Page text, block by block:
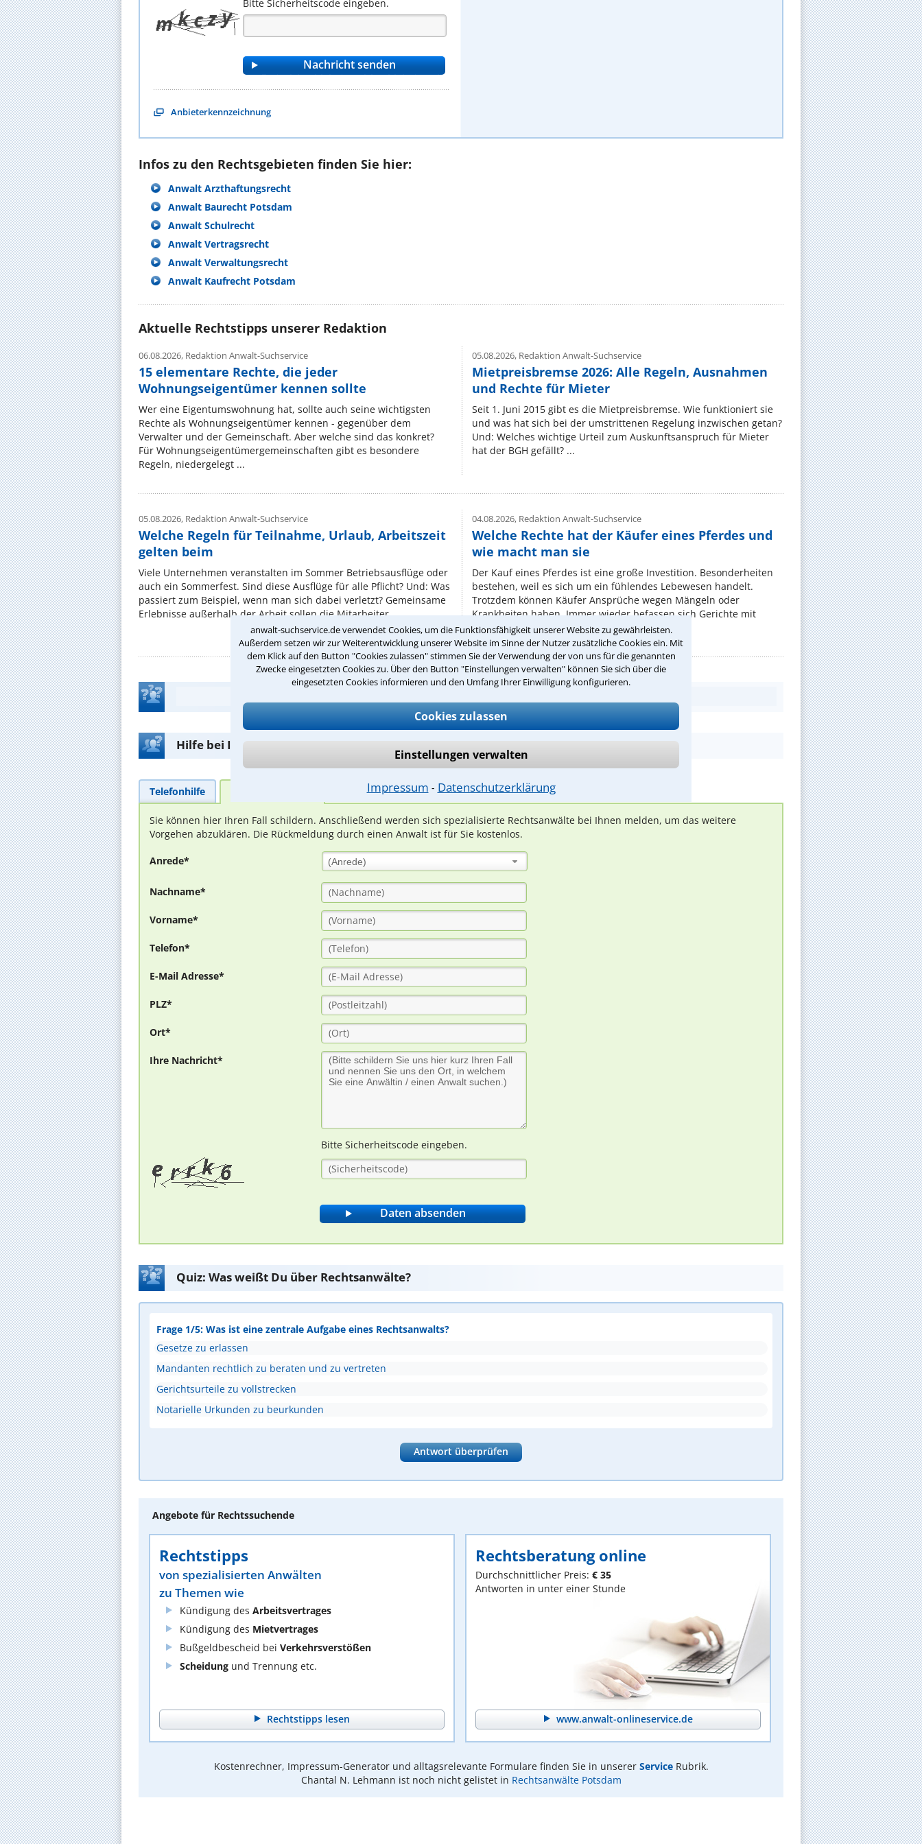
anwalt-suchservice.de verwendet Cookies, um die Funktionsfähigkeit unserer Website zu gewährleisten.
Außerdem setzen wir zur Weiterentwicklung unserer Website im Sinne der Nutzer zusätzliche Cookies ein. Mit
dem Klick auf den Button "Cookies zulassen" stimmen Sie der Verwendung der von uns für die genannten
Zwecke eingesetzten Cookies zu. Über den Button "Einstellungen verwalten" können Sie sich über die
eingesetzten Cookies informieren und den Umfang Ihrer Einwilligung konfigurieren.
Cookies zulassen
Einstellungen verwalten
Impressum ⁃ Datenschutzerklärung
Bitte Sicherheitscode eingeben.
Anbieterkennzeichnung
Infos zu den Rechtsgebieten finden Sie hier:
Anwalt Arzthaftungsrecht
Anwalt Baurecht Potsdam
Anwalt Schulrecht
Anwalt Vertragsrecht
Anwalt Verwaltungsrecht
Anwalt Kaufrecht Potsdam
Aktuelle Rechtstipps unserer Redaktion
06.08.2026, Redaktion Anwalt-Suchservice
15 elementare Rechte, die jeder
Wohnungseigentümer kennen sollte
Wer eine Eigentumswohnung hat, sollte auch seine wichtigsten
Rechte als Wohnungseigentümer kennen - gegenüber dem
Verwalter und der Gemeinschaft. Aber welche sind das konkret?
Für Wohnungseigentümergemeinschaften gibt es besondere
Regeln, niedergelegt ...
05.08.2026,Redaktion Anwalt-Suchservice
Mietpreisbremse 2026: Alle Regeln, Ausnahmen
und Rechte für Mieter
Seit 1. Juni 2015 gibt es die Mietpreisbremse. Wie funktioniert sie
und was hat sich bei der umstrittenen Regelung inzwischen getan?
Und: Welches wichtige Urteil zum Auskunftsanspruch für Mieter
hat der BGH gefällt? ...
05.08.2026, Redaktion Anwalt-Suchservice
Welche Regeln für Teilnahme, Urlaub, Arbeitszeit
gelten beim
Viele Unternehmen veranstalten im Sommer Betriebsausflüge oder
auch ein Sommerfest. Sind diese Ausflüge für alle Pflicht? Und: Was
passiert zum Beispiel, wenn man sich dabei verletzt? Gemeinsame
Erlebnisse außerhalb der Arbeit sollen die Mitarbeiter ...
04.08.2026,Redaktion Anwalt-Suchservice
Welche Rechte hat der Käufer eines Pferdes und
wie macht man sie
Der Kauf eines Pferdes ist eine große Investition. Besonderheiten
bestehen, weil es sich um ein fühlendes Lebewesen handelt.
Trotzdem können Käufer Ansprüche wegen Mängeln oder
Krankheiten haben. Immer wieder befassen sich Gerichte mit
Fällen, bei ...
Hilfe bei Ihrer Anwaltsuche?
Telefonhilfe
Sie können hier Ihren Fall schildern. Anschließend werden sich spezialisierte Rechtsanwälte bei Ihnen melden, um das weitere
Vorgehen abzuklären. Die Rückmeldung durch einen Anwalt ist für Sie kostenlos.
Anrede* (Anrede)
Nachname*
Vorname*
Telefon*
E-Mail Adresse*
PLZ*
Ort*
Ihre Nachricht*
Bitte Sicherheitscode eingeben.
Quiz: Was weißt Du über Rechtsanwälte?
Frage 1/5: Was ist eine zentrale Aufgabe eines Rechtsanwalts?
Gesetze zu erlassen
Mandanten rechtlich zu beraten und zu vertreten
Gerichtsurteile zu vollstrecken
Notarielle Urkunden zu beurkunden
Antwort überprüfen
Angebote für Rechtssuchende
Rechtstipps
von spezialisierten Anwälten
zu Themen wie
Kündigung des Arbeitsvertrages
Kündigung des Mietvertrages
Bußgeldbescheid bei Verkehrsverstößen
Scheidung und Trennung etc.
Rechtstipps lesen
Rechtsberatung online
Durchschnittlicher Preis: € 35
Antworten in unter einer Stunde
www.anwalt-onlineservice.de
Kostenrechner, Impressum-Generator und alltagsrelevante Formulare finden Sie in unserer ServiceRubrik.
Chantal N. Lehmann ist noch nicht gelistet in Rechtsanwälte Potsdam